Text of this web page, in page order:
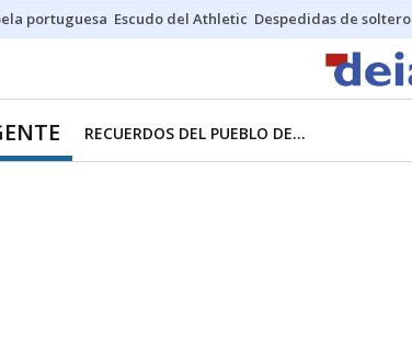
portuguesa Escudo del Athletic Despedidas de soltero
RECUERDOS DEL PUEBLO DE...